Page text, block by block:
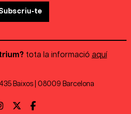
te
tota la informació aquí
Baixos | 08009 Barcelona
Link a instagram
Link a twitter
Link a facebook